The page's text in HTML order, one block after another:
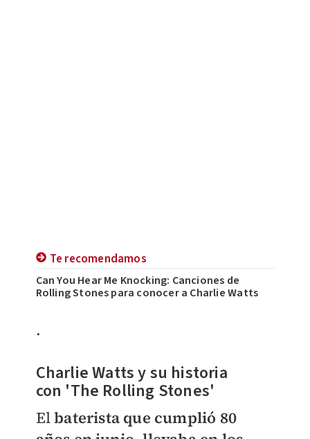
Te recomendamos
Can You Hear Me​ Knocking: Canciones de
Rolling Stones para conocer a Charlie Watts
.
Charlie Watts y su historia
con 'The Rolling Stones'
Elbaterista que cumplió 80